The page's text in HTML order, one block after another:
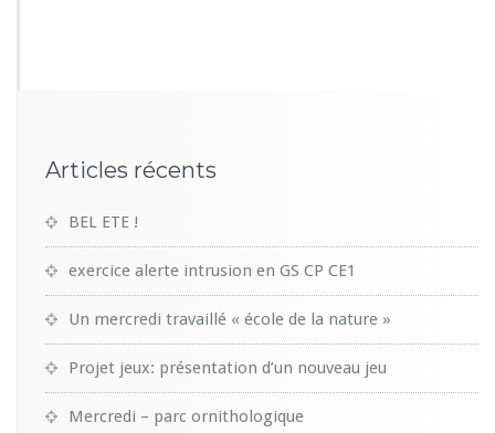
Articles récents
BEL ETE !
exercice alerte intrusion en GS CP CE1
Un mercredi travaillé « école de la nature »
Projet jeux: présentation d’un nouveau jeu
Mercredi – parc ornithologique